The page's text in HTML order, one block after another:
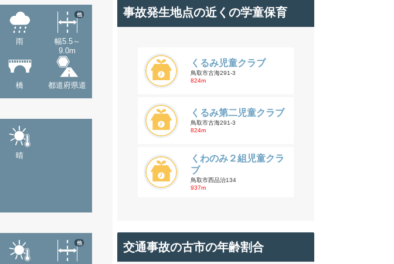
雨
幅5.5～
9.0m
他
橋 都道府県道
晴
他
事故発生地点の近くの学童保育
くるみ児童クラブ
鳥取市古海291-3
824m
くるみ第二児童クラブ
鳥取市古海291-3
824m
くわのみ２組児童クラ
ブ
鳥取市西品治134
937m
交通事故の古市の年齢割合